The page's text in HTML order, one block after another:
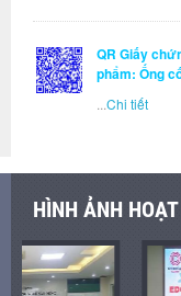
QR Giấy
phẩm: Ống
Chi tiết
HÌNH ẢNH